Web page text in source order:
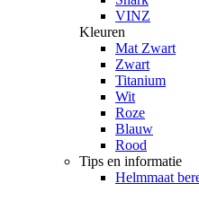
VINZ
Kleuren
Mat Zwart
Zwart
Titanium
Wit
Roze
Blauw
Rood
Tips en informatie
Helmmaat